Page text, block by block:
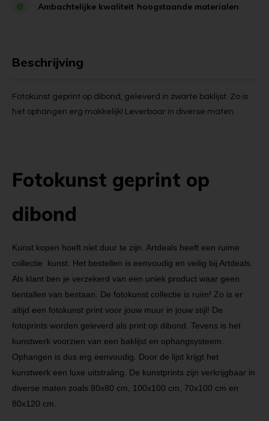
Ambachtelijke kwaliteit hoogstaande materialen
Beschrijving
Fotokunst geprint op dibond, geleverd in zwarte baklijst. Zo is
het ophangen erg makkelijk! Leverbaar in diverse maten.
Fotokunst geprint op
dibond
Kunst kopen hoeft niet duur te zijn. Artdeals heeft een ruime
collectie kunst. Het bestellen is eenvoudig en veilig bij Artdeals.
Als klant ben je verzekerd van een uniek product waar geen
tientallen van bestaan. De fotokunst collectie is ruim! Zo is er
altijd een fotokunst print voor jouw muur in jouw stijl! De
fotoprints worden geleverd als print op dibond. Tevens is het
kunstwerk voorzien van een baklijst en ophangsysteem.
Ophangen is dus erg eenvoudig. Door de lijst krijgt het
kunstwerk een luxe uitstraling. De kunstprints zijn verkrijgbaar in
diverse maten zoals 80x80 cm, 100x100 cm, 70x100 cm en
80x120 cm.